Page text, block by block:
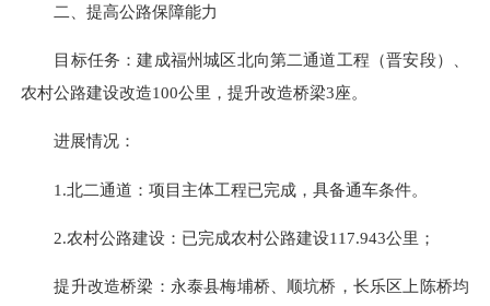
二、提高公路保障能力
目标任务：建成福州城区北向第二通道工程（晋安段）、
农村公路建设改造100公里，提升改造桥梁3座。
进展情况：
1.北二通道： 项目主体工程已完成，具备通车条件。
2.农村公路建设：已完成农村公路建设117.943公里；
提升改造桥梁：永泰县梅埔桥、顺坑桥，长乐区上陈桥均